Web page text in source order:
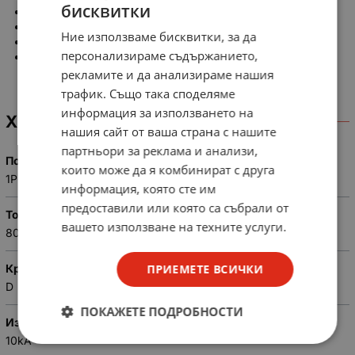
Изключвателна способност: 10кА
Клемна връзка: за кабел
Съвместима за монтаж на 35мм- DIN rail;
ХАРАКТЕРИСТИКИ
Полюси
1P
Ток
80A
Крива
D
Изключвателна способност
10kA
бисквитки
Ние използваме бисквитки, за да
персонализираме съдържанието,
рекламите и да анализираме нашия
трафик. Също така споделяме
информация за използването на
нашия сайт от ваша страна с нашите
партньори за реклама и анализи,
които може да я комбинират с друга
информация, която сте им
предоставили или която са събрали от
вашето използване на техните услуги.
ПРИЕМЕТЕ ВСИЧКИ
ПОКАЖЕТЕ ПОДРОБНОСТИ